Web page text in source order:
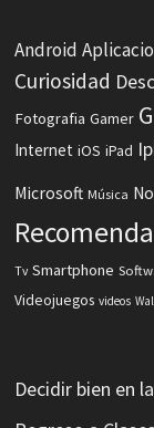
Android
Curiosidad
Fotografia Gamer
Internet iOS iPad
Microsoft Música
Tv Smartphone
Videojuegos videos
Decidir bien en